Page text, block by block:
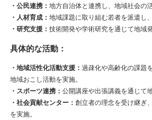
・公民連携： 地方自治体と連携し、地域社会の
・人材育成： 地域課題に取り組む若者を派遣し
・研究支援： 技術開発や学術研究を通じて地域
具体的な活動：
・地域活性化活動支援： 過疎化や高齢化の課題
地域おこし活動を実施。
・スポーツ連携： 公開講座や出張講義を通じて
・社会貢献センター： 創立者の理念を受け継ぎ
を実施。